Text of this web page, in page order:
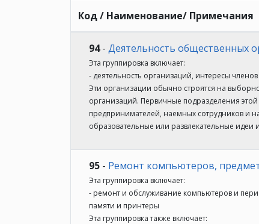
Код / Наименование/ Примечания
94- Деятельность общественных
Эта группировка включает:
- деятельность организаций, интересы
Эти организации обычно строятся на
организаций. Первичные подразделения
предпринимателей, наемных сотрудников и
образовательные или развлекательные идеи
95 - Ремонт компьютеров,
Эта группировка включает:
- ремонт и обслуживание компьютеров и
памяти и принтеры
Эта группировка также включает: